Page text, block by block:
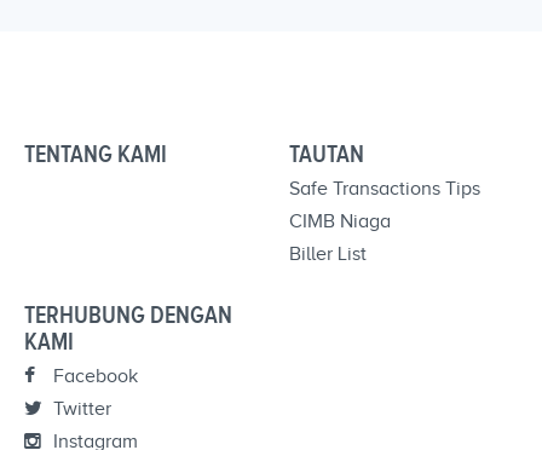
TENTANG KAMI TAUTAN
Safe Transactions Tips
CIMB Niaga
Biller List
TERHUBUNG DENGAN
KAMI
Facebook
Twitter
Instagram